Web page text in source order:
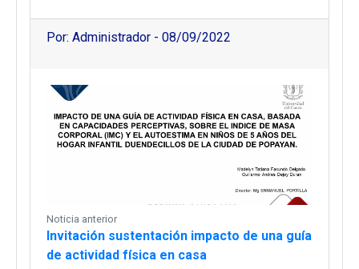
Por: Administrador - 08/09/2022
Noticia anterior
Invitación sustentación impacto de una guía
de actividad física en casa